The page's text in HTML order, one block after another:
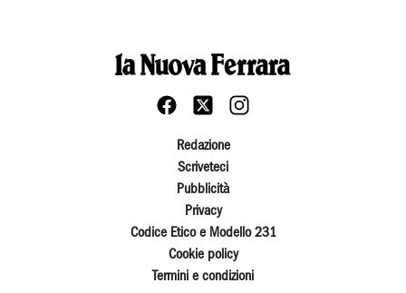
Redazione
Scriveteci
Pubblicità
Privacy
Codice Etico e Modello 231
Cookie policy
Termini e condizioni